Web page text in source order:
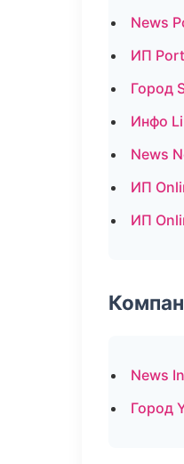
News
ИП
Город
Инфо
News
ИП
ИП
News
Город